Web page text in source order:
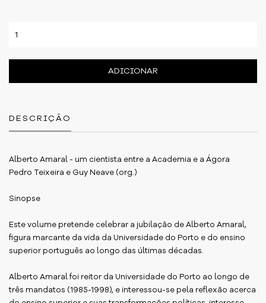
ADICIONAR
DESCRIÇÃO
Alberto Amaral - um cientista entre a Academia e a Ágora
Pedro Teixeira e Guy Neave (org.)
Sinopse
Este volume pretende celebrar a jubilação de Alberto Amaral,
figura marcante da vida da Universidade do Porto e do ensino
superior português ao longo das últimas décadas.
Alberto Amaral foi reitor da Universidade do Porto ao longo de
três mandatos (1985-1998), e interessou-se pela reflexão acerca